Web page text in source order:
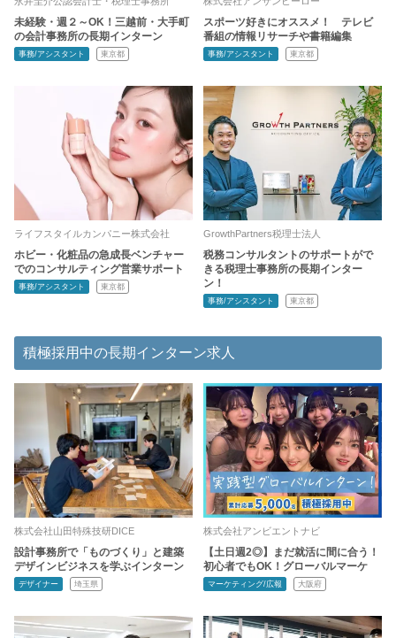
未経験・週２～OK！三越前・大手町
の会計事務所の長期インターン
事務/アシスタント 東京都
スポーツ好きにオススメ！ テレビ
番組の情報リサーチや書籍編集
事務/アシスタント 東京都
ライフスタイルカンパニー株式会社
ホビー・化粧品の急成長ベンチャー
でのコンサルティング営業サポート
事務/アシスタント 東京都
GrowthPartners税理士法人
税務コンサルタントのサポートがで
きる税理士事務所の長期インター
ン！
事務/アシスタント 東京都
積極採用中の長期インターン求人
株式会社山田特殊技研DICE
設計事務所で「ものづくり」と建築
デザインビジネスを学ぶインターン
デザイナー 埼玉県
株式会社アンビエントナビ
【土日週2◎】まだ就活に間に合う！
初心者でもOK！グローバルマーケ
マーケティング/広報 大阪府